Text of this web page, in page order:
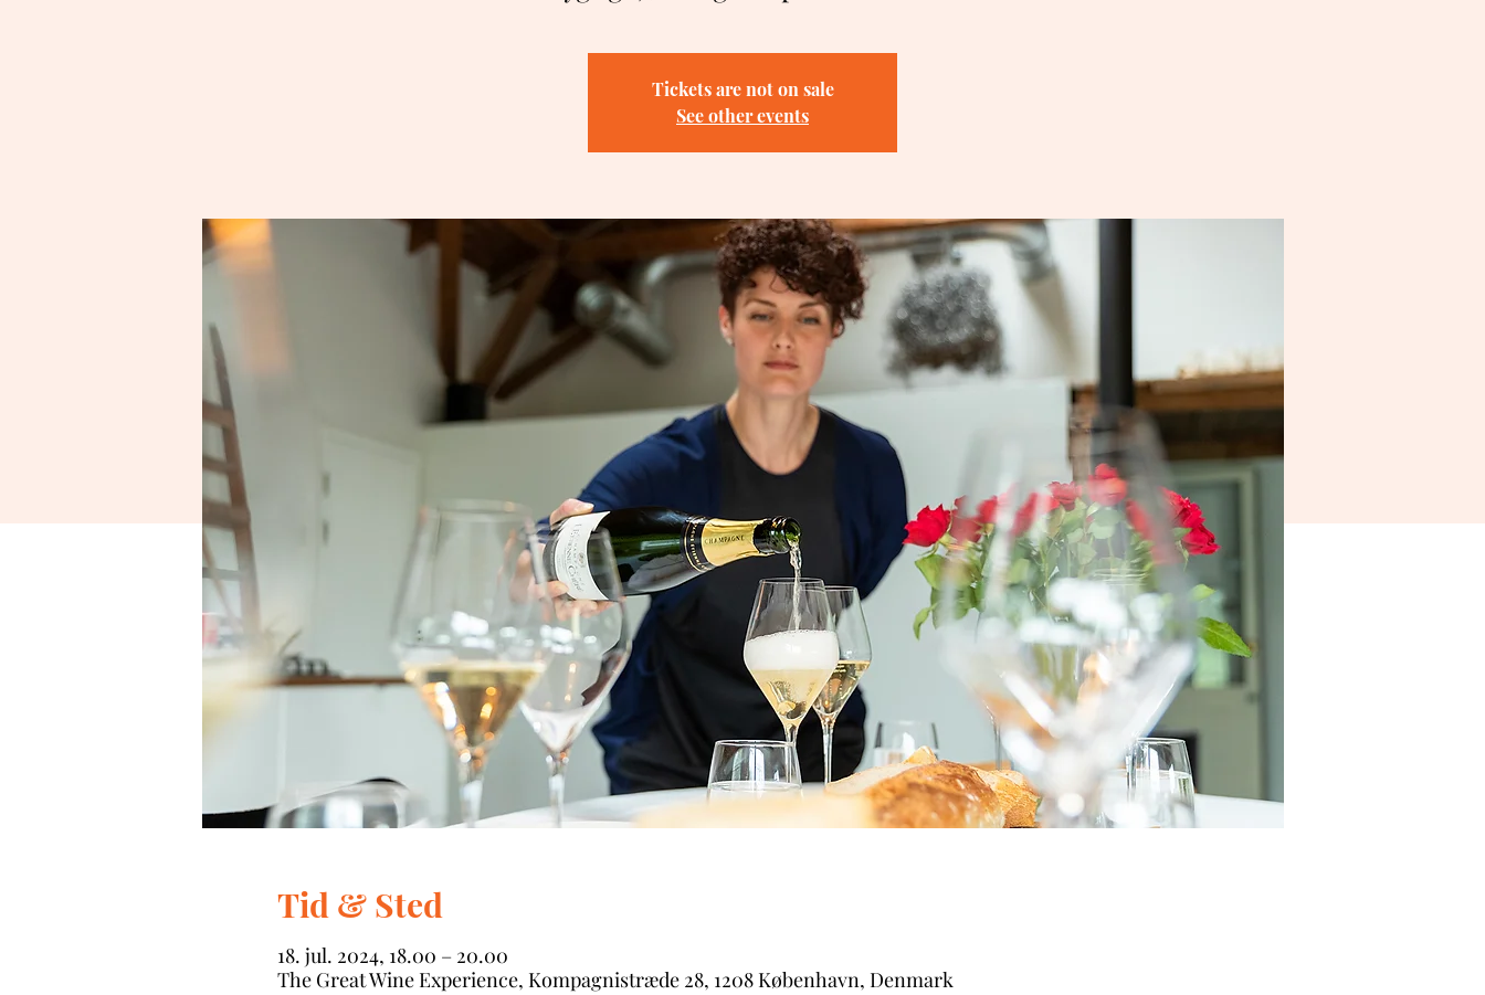
Tickets are not on sale
See other events
Tid & Sted
18. jul. 2024, 18.00 – 20.00
The Great Wine Experience, Kompagnistræde 28, 1208 København, Denmark